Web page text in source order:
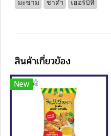
มะขาม ชาดำ เฮอร์บิที
สินค้าเกี่ยวข้อง
New